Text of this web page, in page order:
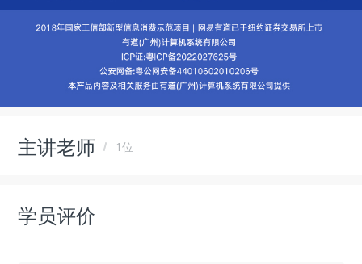
主讲老师 1位
学员评价